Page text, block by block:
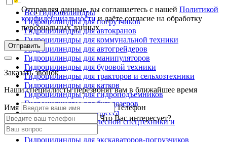
Все гидроцилиндры
Гидроцилиндры для погрузчиков
Гидроцилиндры для автокранов
Гидроцилиндры для коммунальной техники
Гидроцилиндры для автогрейдеров
Гидроцилиндры для манипуляторов
Гидроцилиндры для буровой техники
Гидроцилиндры для тракторов и сельхозтехники
Гидроцилиндры для катков
Гидроцилиндры для гидроподъемников
Гидроцилиндры для бульдозеров
Гидроцилиндры для пресса
Гидроцилиндры для лесной спецтехники и
металловозов
Гидроцилиндры для экскаваторов-погрузчиков
Отправляя данные, вы соглашаетесь с нашейПолитикой
конфиденциальностии даёте согласие на обработку
персональных данных
Отправить
Заказать звонок
Наши специалисты перезвонят вам в ближайшее время
Имя
Телефон
Что Вас интересует?